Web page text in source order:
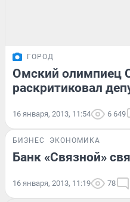
ГОРОД
Омский олимпиец
раскритиковал
16 января, 2013, 11:54 6 649
БИЗНЕС ЭКОНОМИКА
Банк «Связной»
16 января, 2013, 11:19 78